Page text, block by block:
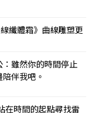
纖體霜》曲線雕塑更
：雖然你的時間停止
伴我吧。
在時間的起點尋找雷